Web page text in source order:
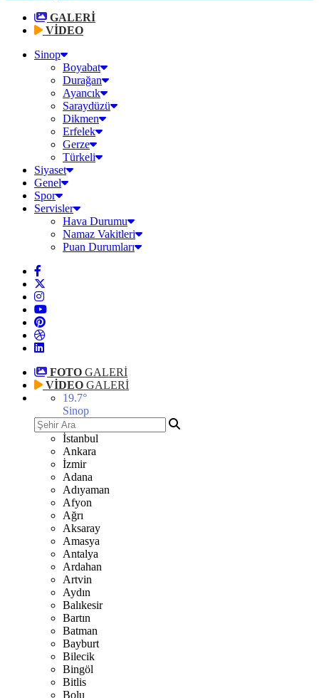
GALERİ
VİDEO
Sinop
Boyabat
Durağan
Ayancık
Saraydüzü
Dikmen
Erfelek
Gerze
Türkeli
Siyaset
Genel
Spor
Servisler
Hava Durumu
Namaz Vakitleri
Puan Durumları
FOTO GALERİ
VİDEO GALERİ
19.7°
Sinop
İstanbul
Ankara
İzmir
Adana
Adıyaman
Afyon
Ağrı
Aksaray
Amasya
Antalya
Ardahan
Artvin
Aydın
Balıkesir
Bartın
Batman
Bayburt
Bilecik
Bingöl
Bitlis
Bolu